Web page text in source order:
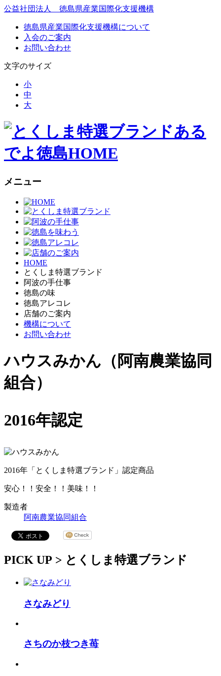
公益社団法人 徳島県産業国際化支援機構
徳島県産業国際化支援機構について
入会のご案内
お問い合わせ
文字のサイズ
小
中
大
ある
でよ徳島HOME
メニュー
HOME
とくしま特選ブランド
阿波の手仕事
徳島の味
徳島アレコレ
店舗のご案内
機構について
お問い合わせ
ハウスみかん（阿南農業協同
組合）
2016年認定
2016年「とくしま特選ブランド」認定商品
安心！！安全！！美味！！
製造者
阿南農業協同組合
PICK UP > とくしま特選ブランド
さなみどり
さちのか枝つき苺